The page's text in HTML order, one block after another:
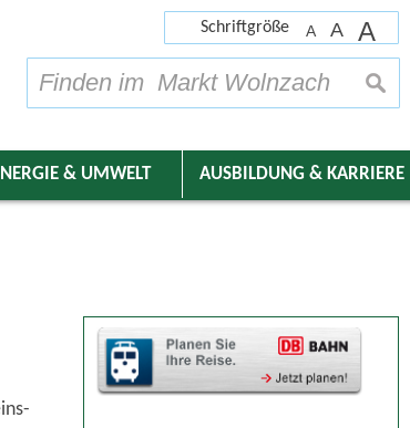
Schriftgröße A A A
& UMWELT AUSBILDUNG & KARRIERE